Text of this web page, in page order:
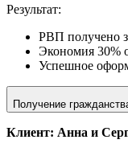
Результат:
РВП получено
Экономия 30%
Успешное
Получение
Клиент: Анна и